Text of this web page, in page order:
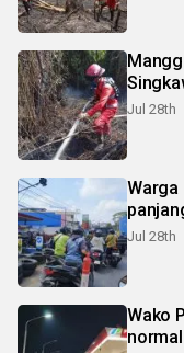
Jul 28th
Warga
Jul 28th
Wako